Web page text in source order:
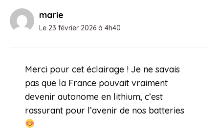
marie
Le 23 février 2026 à 4h40
Merci pour cet éclairage ! Je ne savais
pas que la France pouvait vraiment
devenir autonome en lithium, c’est
rassurant pour l’avenir de nos batteries